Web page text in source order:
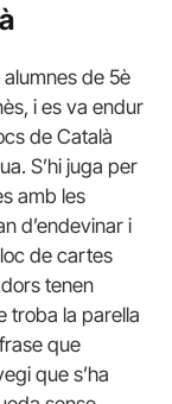
de 5è
i es va endur
de Català
S’hi juga per
amb les
d’endevinar i
de cartes
tenen
troba la parella
que
que s’ha